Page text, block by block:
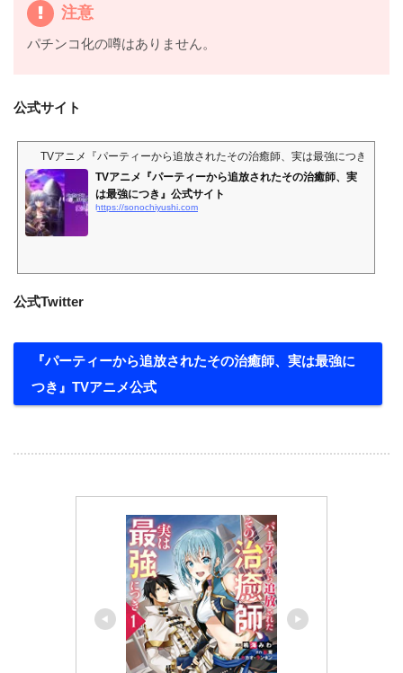
注意
パチンコ化の噂はありません。
公式サイト
TVアニメ『パーティーから追放されたその治癒師、実は最強につき』公式
TVアニメ『パーティーから追放されたその治癒師、実
は最強につき』公式サイト
https://sonochiyushi.com
公式Twitter
『パーティーから追放されたその治癒師、実は最強に
つき』TVアニメ公式